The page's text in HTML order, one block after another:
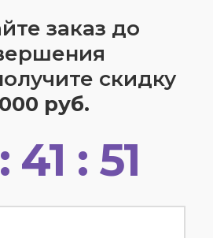
заказ до
скидку
руб.
41 : 50